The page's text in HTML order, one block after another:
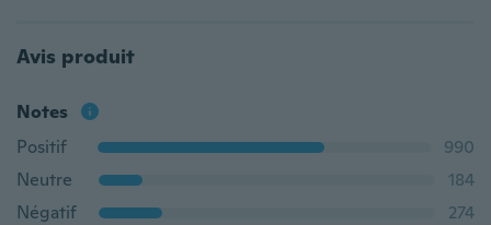
Avis produit
Notes
Positif
990
Neutre
184
Négatif
274